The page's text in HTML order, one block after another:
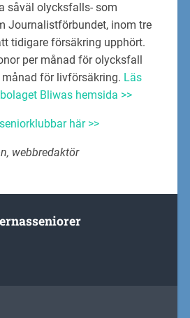
såväl olycksfalls- som
Journalistförbundet, inom tre
tidigare försäkring upphört.
per månad för olycksfall
för livförsäkring. Läs
Bliwas hemsida >>
här >>
webbredaktör